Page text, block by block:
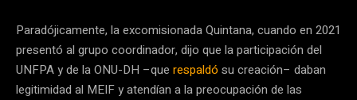
Paradójicamente, la excomisionada Quintana, cuando en 2021
presentó al grupo coordinador, dijo que la participación del
UNFPA y de la ONU-DH –que respaldó su creación– daban
legitimidad al MEIF y atendían a la preocupación de las